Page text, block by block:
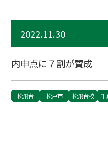
2022.11.30
内申点に７割が賛成
松飛台 松戸市 松飛台校 千